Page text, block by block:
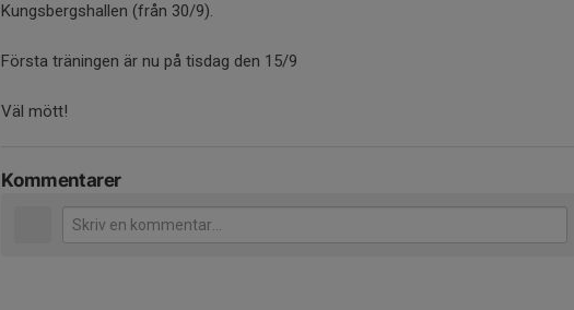
Kungsbergshallen (från 30/9).
Första träningen är nu på tisdag den 15/9
Väl mött!
Kommentarer